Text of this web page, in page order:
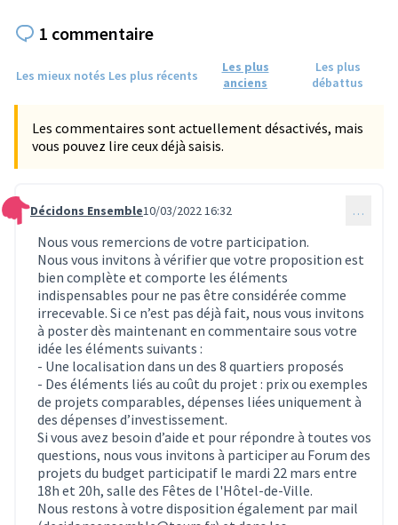
1 commentaire
Les mieux notés Les plus récents
Les plus
anciens
Les plus
débattus
Les commentaires sont actuellement désactivés, mais
vous pouvez lire ceux déjà saisis.
Commentaire 253
Décidons Ensemble10/03/2022 16:32 …
Nous vous remercions de votre participation.
Nous vous invitons à vérifier que votre proposition est
bien complète et comporte les éléments
indispensables pour ne pas être considérée comme
irrecevable. Si ce n’est pas déjà fait, nous vous invitons
à poster dès maintenant en commentaire sous votre
idée les éléments suivants :
- Une localisation dans un des 8 quartiers proposés
- Des éléments liés au coût du projet : prix ou exemples
de projets comparables, dépenses liées uniquement à
des dépenses d’investissement.
Si vous avez besoin d’aide et pour répondre à toutes vos
questions, nous vous invitons à participer au Forum des
projets du budget participatif le mardi 22 mars entre
18h et 20h, salle des Fêtes de l'Hôtel-de-Ville.
Nous restons à votre disposition également par mail